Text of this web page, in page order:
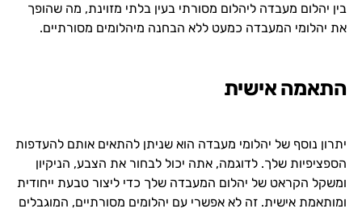
בין יהלום מעבדה ליהלום מסורתי בעין בלתי מזוינת, מה שהופך
את יהלומי המעבדה כמעט ללא הבחנה מיהלומים מסורתיים.
התאמה אישית
יתרון נוסף של יהלומי מעבדה הוא שניתן להתאים אותם להעדפות
הספציפיות שלך. לדוגמה, אתה יכול לבחור את הצבע, הניקיון
ומשקל הקראט של יהלום המעבדה שלך כדי ליצור טבעת ייחודית
ומותאמת אישית. זה לא אפשרי עם יהלומים מסורתיים, המוגבלים